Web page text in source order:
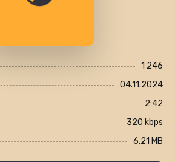
1 246
04.11.2024
2:42
320 kbps
6.21 MB